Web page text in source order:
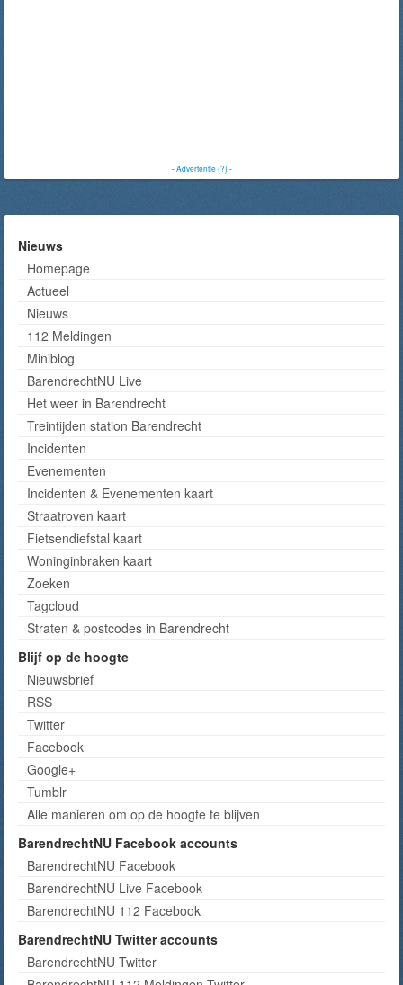
-Advertentie (?)-
Nieuws
Homepage
Actueel
Nieuws
112 Meldingen
Miniblog
BarendrechtNU Live
Het weer in Barendrecht
Treintijden station Barendrecht
Incidenten
Evenementen
Incidenten & Evenementen kaart
Straatroven kaart
Fietsendiefstal kaart
Woninginbraken kaart
Zoeken
Tagcloud
Straten & postcodes in Barendrecht
Blijf op de hoogte
Nieuwsbrief
RSS
Twitter
Facebook
Google+
Tumblr
Alle manieren om op de hoogte te blijven
BarendrechtNU Facebook accounts
BarendrechtNU Facebook
BarendrechtNU Live Facebook
BarendrechtNU 112 Facebook
BarendrechtNU Twitter accounts
BarendrechtNU Twitter